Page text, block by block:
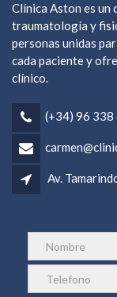
Clínica Aston es un
traumatología y
personas unidas
cada paciente y
clínico.
(+34) 96 338
Av.